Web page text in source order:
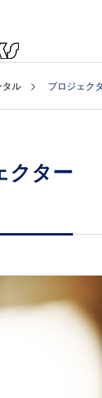
タル プロジェク
クター